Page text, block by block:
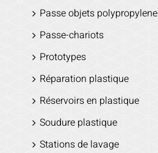
Passe objets polypropylene
Passe-chariots
Prototypes
Réparation plastique
Réservoirs en plastique
Soudure plastique
Stations de lavage